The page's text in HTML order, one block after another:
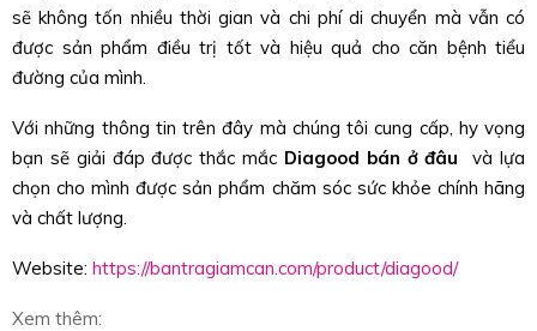
sẽ không tốn nhiều thời gian và chi phí di chuyển mà vẫn có
được sản phẩm điều trị tốt và hiệu quả cho căn bệnh tiểu
đường của mình.
Với những thông tin trên đây mà chúng tôi cung cấp, hy vọng
bạn sẽ giải đáp được thắc mắc Diagood bán ở đâu và lựa
chọn cho mình được sản phẩm chăm sóc sức khỏe chính hãng
và chất lượng.
Website: https://bantragiamcan.com/product/diagood/
Xem thêm: